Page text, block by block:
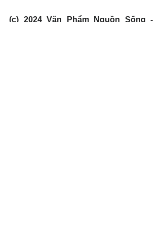
(c) 2024 Văn Phẩm Nguồn Sống -